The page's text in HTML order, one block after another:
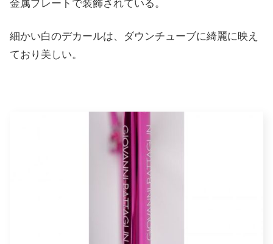
金属プレートで装飾されている。
細かい白のデカールは、ダウンチューブに綺麗に映え
ており美しい。